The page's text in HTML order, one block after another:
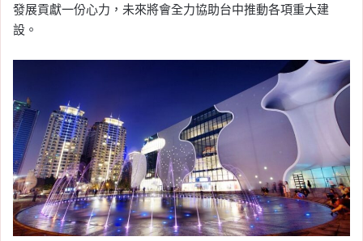
發展貢獻一份心力，未來將會全力協助台中推動各項重大建
設。